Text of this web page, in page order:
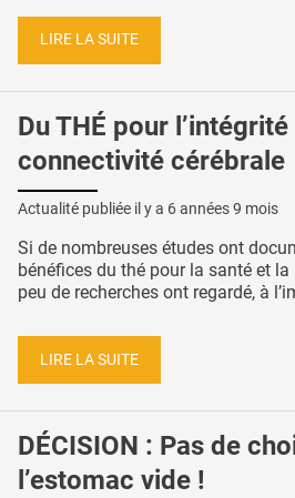
LIRE LA SUITE
Du THÉ pour
connectivité cérébrale
Actualité publiée il y a 6 années 9 mois
Si de nombreuses études ont
bénéfices du thé pour la santé et
peu de recherches ont regardé, à
LIRE LA SUITE
DÉCISION : Pas de
l’estomac vide !